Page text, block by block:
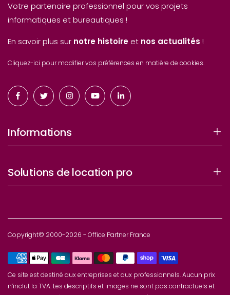
Votre partenaire professionnel pour vos projets
informatiques et bureautiques !
En savoir plus sur notre histoire et nos actualités !
Cliquez-ici pour modifier vos préférences en matière de cookies.
Informations
Solutions de location pro
Copyright© 2000-2026 - Office Partner France
Ce site est destiné aux entreprises et aux professionnels. Aucun prix
n’inclut la TVA. Les descriptifs et images ne sont pas contractuels et